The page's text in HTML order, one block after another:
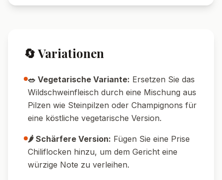
🔄 Variationen
🥗 Vegetarische Variante: Ersetzen Sie das
Wildschweinfleisch durch eine Mischung aus
Pilzen wie Steinpilzen oder Champignons für
eine köstliche vegetarische Version.
🌶️ Schärfere Version: Fügen Sie eine Prise
Chiliflocken hinzu, um dem Gericht eine
würzige Note zu verleihen.